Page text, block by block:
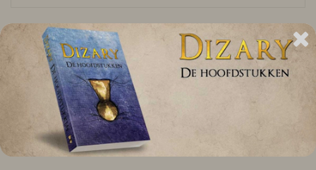
Uitgeverij versa | Project Dizary | KvK 66301785
Dizary Academy